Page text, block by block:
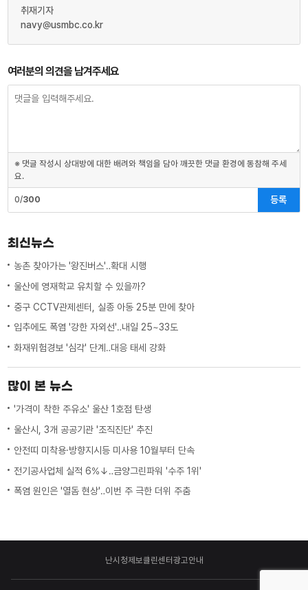
취재기자
navy@usmbc.co.kr
여러분의 의견을 남겨주세요
※ 댓글 작성시 상대방에 대한 배려와 책임을 담아 깨끗한 댓글 환경에 동참해 주세
요.
0/300 등록
최신뉴스
농촌 찾아가는 '왕진버스'‥확대 시행
울산에 영재학교 유치할 수 있을까?
중구 CCTV관제센터, 실종 아동 25분 만에 찾아
입추에도 폭염 '강한 자외선'‥내일 25~33도
화재위험경보 '심각' 단계‥대응 태세 강화
많이 본 뉴스
'가격이 착한 주유소' 울산 1호점 탄생
울산시, 3개 공공기관 '조직진단' 추진
안전띠 미착용·방향지시등 미사용 10월부터 단속
전기공사업체 실적 6%↓‥금양그린파워 '수주 1위'
폭염 원인은 '열돔 현상'‥이번 주 극한 더위 주춤
난시청제보클린센터광고안내